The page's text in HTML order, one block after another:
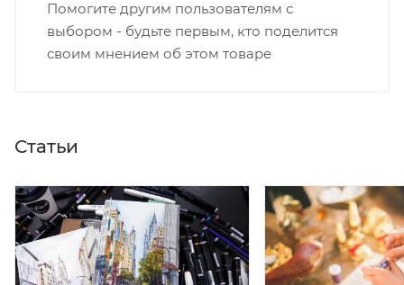
Помогите другим пользователям с
выбором - будьте первым, кто поделится
своим мнением об этом товаре
Статьи